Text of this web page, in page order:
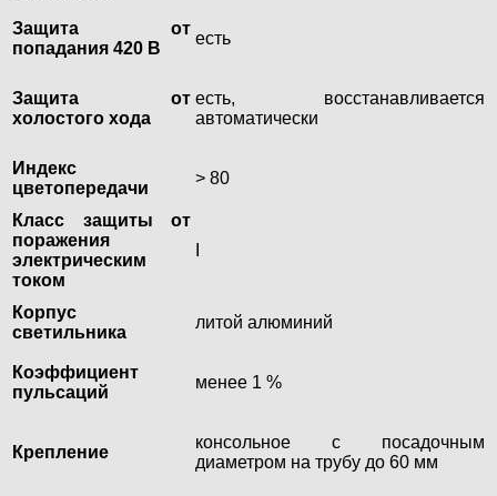
Защита от
попадания 420 В
есть
Защита от
холостого хода
есть, восстанавливается
автоматически
Индекс
цветопередачи
> 80
Класс защиты от
поражения
электрическим
током
Корпус
светильника
литой алюминий
Коэффициент
пульсаций
менее 1 %
Крепление
консольное с посадочным
диаметром на трубу до 60 мм